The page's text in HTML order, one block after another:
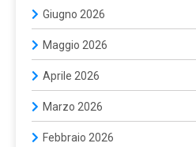
Giugno 2026
Maggio 2026
Aprile 2026
Marzo 2026
Febbraio 2026